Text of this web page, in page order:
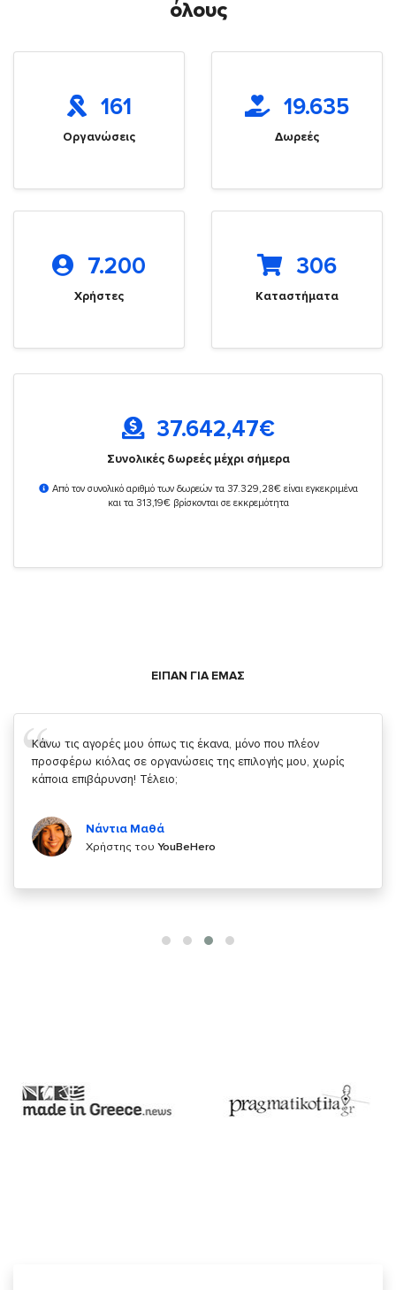
όλους
161
Οργανώσεις
19.635
Δωρεές
7.200
Χρήστες
306
Καταστήματα
37.642,47€
Συνολικές δωρεές μέχρι σήμερα
Από τον συνολικό αριθμό των δωρεών τα 37.329,28€ είναι εγκεκριμένα
και τα 313,19€ βρίσκονται σε εκκρεμότητα
ΕΙΠΑΝ ΓΙΑ ΕΜΑΣ
Σας ευχαριστώ που μας δίνετε την δυνατότητα να κάνουμε
κάτι!
Χρήστης τουYouBeHero